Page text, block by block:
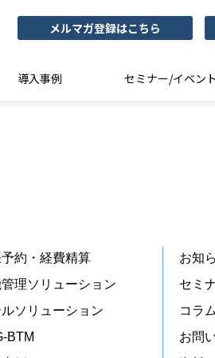
メルマガ登録はこちら
導入事例 セミナー/イベント
約・経費精算
理ソリューション
ソリューション
BTM
お知
セミ
コラム
お問